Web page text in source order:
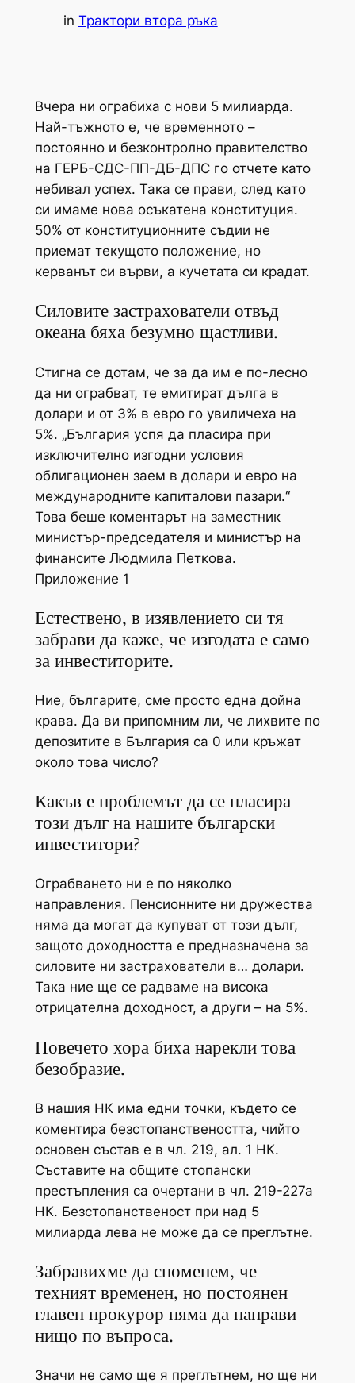
in Трактори втора ръка
Вчера ни ограбиха с нови 5 милиарда.
Най-тъжното е, че временното –
постоянно и безконтролно правителство
на ГЕРБ-СДС-ПП-ДБ-ДПС го отчете като
небивал успех. Така се прави, след като
си имаме нова осъкатена конституция.
50% от конституционните съдии не
приемат текущото положение, но
керванът си върви, а кучетата си крадат.
Силовите застрахователи отвъд
океана бяха безумно щастливи.
Стигна се дотам, че за да им е по-лесно
да ни ограбват, те емитират дълга в
долари и от 3% в евро го увиличеха на
5%. „България успя да пласира при
изключително изгодни условия
облигационен заем в долари и евро на
международните капиталови пазари.“
Това беше коментарът на заместник
министър-председателя и министър на
финансите Людмила Петкова.
Приложение 1
Естествено, в изявлението си тя
забрави да каже, че изгодата е само
за инвеститорите.
Ние, българите, сме просто една дойна
крава. Да ви припомним ли, че лихвите по
депозитите в България са 0 или кръжат
около това число?
Какъв е проблемът да се пласира
този дълг на нашите български
инвеститори?
Ограбването ни е по няколко
направления. Пенсионните ни дружества
няма да могат да купуват от този дълг,
защото доходността е предназначена за
силовите ни застрахователи в… долари.
Така ние ще се радваме на висока
отрицателна доходност, а други – на 5%.
Повечето хора биха нарекли това
безобразие.
В нашия НК има едни точки, където се
коментира безстопанствеността, чийто
основен състав е в чл. 219, ал. 1 НК.
Съставите на общите стопански
престъпления са очертани в чл. 219-227а
НК. Безстопанственост при над 5
милиарда лева не може да се преглътне.
Забравихме да споменем, че
техният временен, но постоянен
главен прокурор няма да направи
нищо по въпроса.
Значи не само ще я преглътнем, но ще ни